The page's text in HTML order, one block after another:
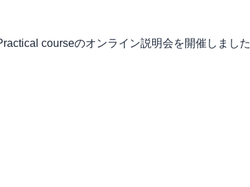
courseのオンライン説明会を開催しました